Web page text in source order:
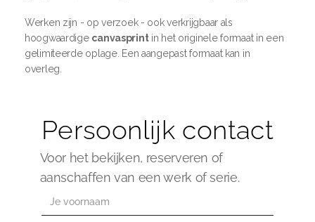
Werken zijn - op verzoek - ook verkrijgbaar als
hoogwaardige canvasprint in het originele formaat in een
gelimiteerde oplage. Een aangepast formaat kan in
overleg.
Persoonlijk contact
Voor het bekijken, reserveren of
aanschaffen van een werk of serie.